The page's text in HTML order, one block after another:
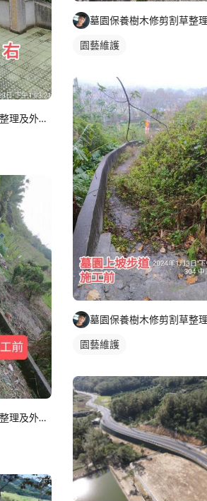
墓園保養樹木修剪割草整理及外牆清潔
墓園保養樹木修剪割草整理及外牆清潔
園藝維護
園藝維護